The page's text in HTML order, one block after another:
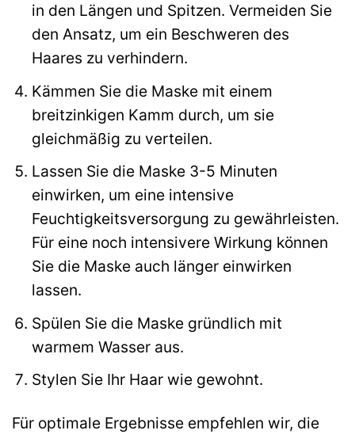
in den Längen und Spitzen. Vermeiden Sie
den Ansatz, um ein Beschweren des
Haares zu verhindern.
Kämmen Sie die Maske mit einem
breitzinkigen Kamm durch, um sie
gleichmäßig zu verteilen.
Lassen Sie die Maske 3-5 Minuten
einwirken, um eine intensive
Feuchtigkeitsversorgung zu gewährleisten.
Für eine noch intensivere Wirkung können
Sie die Maske auch länger einwirken
lassen.
Spülen Sie die Maske gründlich mit
warmem Wasser aus.
Stylen Sie Ihr Haar wie gewohnt.
Für optimale Ergebnisse empfehlen wir, die